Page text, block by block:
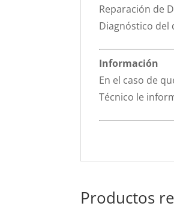
Reparación de
Diagnóstico del
Información
En el caso de
Técnico le
Productos